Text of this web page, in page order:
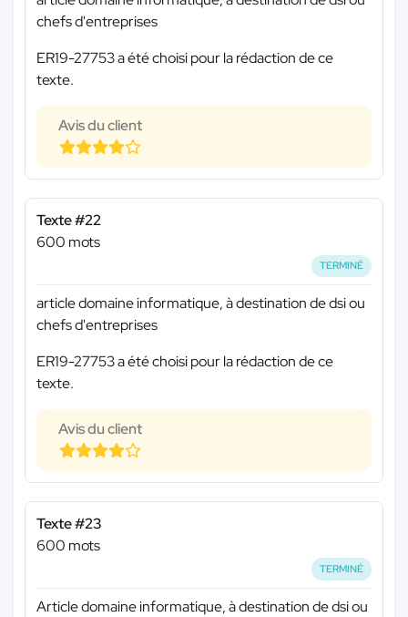
chefs d'entreprises
ER19-27753 a été choisi pour la rédaction de ce
texte.
Avis du client
Texte #22
600 mots
TERMINÉ
article domaine informatique, à destination de dsi ou
chefs d'entreprises
ER19-27753 a été choisi pour la rédaction de ce
texte.
Avis du client
Texte #23
600 mots
TERMINÉ
Article domaine informatique, à destination de dsi ou